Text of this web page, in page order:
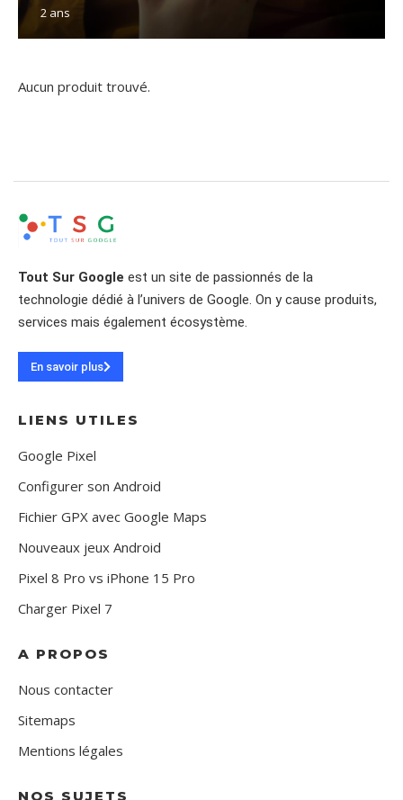
2 ans
Aucun produit trouvé.
Tout Sur Google est un site de passionnés de la
technologie dédié à l’univers de Google. On y cause produits,
services mais également écosystème.
En savoir plus
LIENS UTILES
Google Pixel
Configurer son Android
Fichier GPX avec Google Maps
Nouveaux jeux Android
Pixel 8 Pro vs iPhone 15 Pro
Charger Pixel 7
A PROPOS
Nous contacter
Sitemaps
Mentions légales
NOS SUJETS